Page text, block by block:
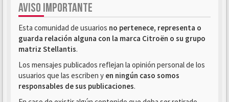
AVISO IMPORTANTE
Esta comunidad de usuarios no pertenece, representa o
guarda relación alguna con la marca Citroën o su grupo
matriz Stellantis.
Los mensajes publicados reflejan la opinión personal de los
usuarios que las escriben y en ningún caso somos
responsables de sus publicaciones.